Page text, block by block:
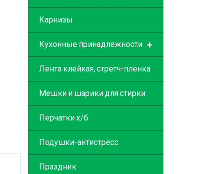
Карнизы
+
Кухонные принадлежности
Лента клейкая, стретч-пленка
Мешки и шарики для стирки
Перчатки х/б
Подушки-антистресс
Праздник